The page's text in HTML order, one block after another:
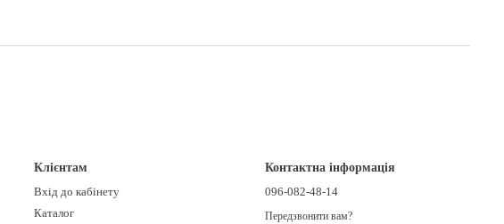
Клієнтам
Вхід до кабінету
Каталог
Контактна інформація
096-082-48-14
Передзвонити вам?